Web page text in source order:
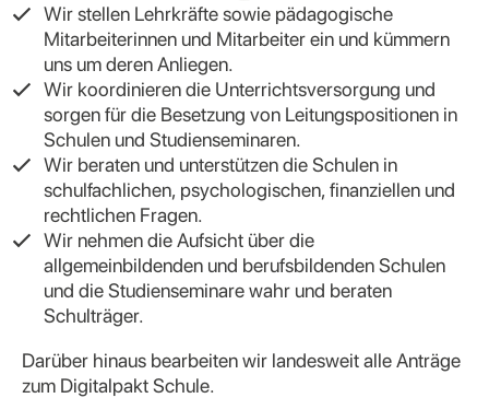
Wir stellen Lehrkräfte sowie pädagogische
Mitarbeiterinnen und Mitarbeiter ein und kümmern
uns um deren Anliegen.
Wir koordinieren die Unterrichtsversorgung und
sorgen für die Besetzung von Leitungspositionen in
Schulen und Studienseminaren.
Wir beraten und unterstützen die Schulen in
schulfachlichen, psychologischen, finanziellen und
rechtlichen Fragen.
Wir nehmen die Aufsicht über die
allgemeinbildenden und berufsbildenden Schulen
und die Studienseminare wahr und beraten
Schulträger.
Darüber hinaus bearbeiten wir landesweit alle Anträge
zum Digitalpakt Schule.